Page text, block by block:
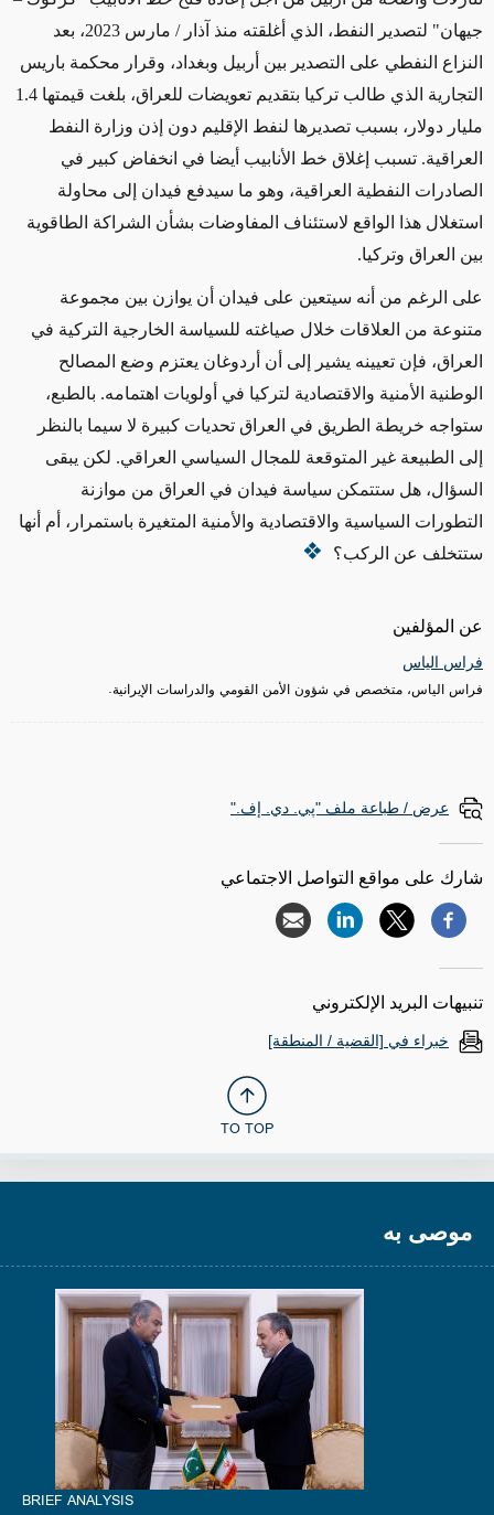
عن المؤلفين
فراس الياس
فراس الياس، متخصص في شؤون الأمن القومي والدراسات الإيرانية.
جيهان" لتصدير النفط، الذي أغلقته منذ آذار / مارس 2023، بعد
النزاع النفطي على التصدير بين أربيل وبغداد، وقرار محكمة باريس
التجارية الذي طالب تركيا بتقديم تعويضات للعراق، بلغت قيمتها 1.4
مليار دولار، بسبب تصديرها لنفط الإقليم دون إذن وزارة النفط
العراقية. تسبب إغلاق خط الأنابيب أيضا في انخفاض كبير في
الصادرات النفطية العراقية، وهو ما سيدفع فيدان إلى محاولة
استغلال هذا الواقع لاستئناف المفاوضات بشأن الشراكة الطاقوية
بين العراق وتركيا.
على الرغم من أنه سيتعين على فيدان أن يوازن بين مجموعة
متنوعة من العلاقات خلال صياغته للسياسة الخارجية التركية في
العراق، فإن تعيينه يشير إلى أن أردوغان يعتزم وضع المصالح
الوطنية الأمنية والاقتصادية لتركيا في أولويات اهتمامه. بالطبع،
ستواجه خريطة الطريق في العراق تحديات كبيرة لا سيما بالنظر
إلى الطبيعة غير المتوقعة للمجال السياسي العراقي. لكن يبقى
السؤال، هل ستتمكن سياسة فيدان في العراق من موازنة
التطورات السياسية والاقتصادية والأمنية المتغيرة باستمرار، أم أنها
ستتخلف عن الركب؟
عرض / طباعة ملف "پي. دي. إف."
شارك على مواقع التواصل الاجتماعي
تنبيهات البريد الإلكتروني
خبراء في [القضية / المنطقة]
TO TOP
موصى به
BRIEF ANALYSIS